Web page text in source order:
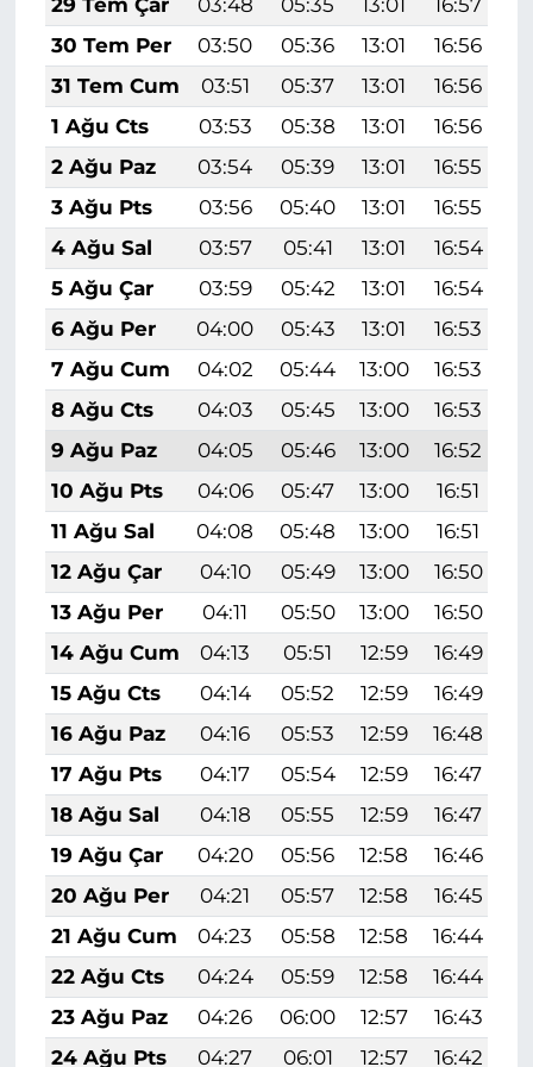
29 Tem Çar
03:48 05:35 13:01 16:57
30 Tem Per
03:50 05:36 13:01 16:56
31 Tem Cum
03:51 05:37 13:01 16:56
1 Ağu Cts
03:53 05:38 13:01 16:56
2 Ağu Paz
03:54 05:39 13:01 16:55
3 Ağu Pts
03:56 05:40 13:01 16:55
4 Ağu Sal
03:57 05:41 13:01 16:54
5 Ağu Çar
03:59 05:42 13:01 16:54
6 Ağu Per
04:00 05:43 13:01 16:53
7 Ağu Cum
04:02 05:44 13:00 16:53
8 Ağu Cts
04:03 05:45 13:00 16:53
9 Ağu Paz
04:05 05:46 13:00 16:52
10 Ağu Pts
04:06 05:47 13:00 16:51
11 Ağu Sal
04:08 05:48 13:00 16:51
12 Ağu Çar
04:10 05:49 13:00 16:50
13 Ağu Per
04:11 05:50 13:00 16:50
14 Ağu Cum
04:13 05:51 12:59 16:49
15 Ağu Cts
04:14 05:52 12:59 16:49
16 Ağu Paz
04:16 05:53 12:59 16:48
17 Ağu Pts
04:17 05:54 12:59 16:47
18 Ağu Sal
04:18 05:55 12:59 16:47
19 Ağu Çar
04:20 05:56 12:58 16:46
20 Ağu Per
04:21 05:57 12:58 16:45
21 Ağu Cum
04:23 05:58 12:58 16:44
22 Ağu Cts
04:24 05:59 12:58 16:44
23 Ağu Paz
04:26 06:00 12:57 16:43
24 Ağu Pts
04:27 06:01 12:57 16:42